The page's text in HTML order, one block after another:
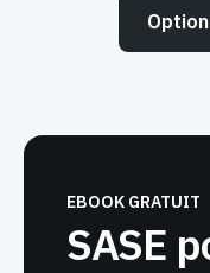
EBOOK GRATUIT
SASE